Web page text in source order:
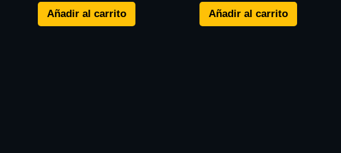
Añadir al carrito Añadir al carrito